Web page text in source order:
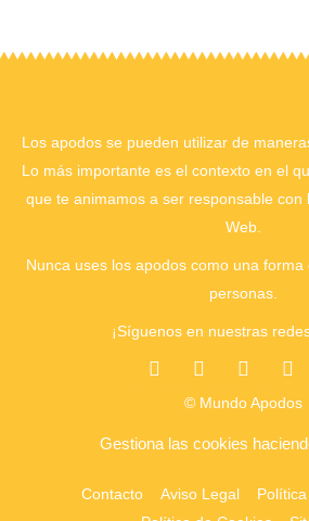
Los apodos se pueden utilizar de
Lo más importante es el contexto en el
que te animamos a ser responsable con
Web.
Nunca uses los apodos como una
personas.
¡Síguenos en nuestras
© Mundo Apodos
Gestiona las cookies
Contacto Aviso Legal